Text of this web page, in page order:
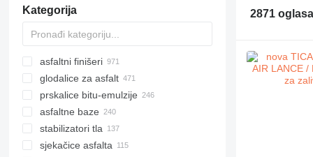
Kategorija
asfaltni finišeri
asfaltni finišeri gusjeničari
asfaltni finišeri točkaši
glodalice za asfalt
prskalice bitu-emulzije
asfaltne baze
stabilizatori tla
sјekačice asfalta
2871